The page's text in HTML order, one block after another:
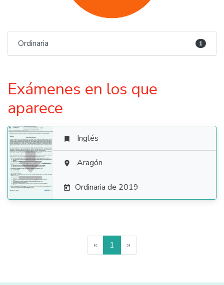
Ordinaria 1
Exámenes en los que
aparece

 Inglés
 Aragón
 Ordinaria de 2019
« 1 »